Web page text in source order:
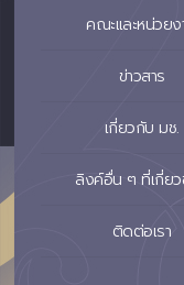
คณะและหน่วยง
ข่าวสาร
เกี่ยวกับ มช.
ลิงค์อื่น ๆ ที่เกี่ย
ติดต่อเรา